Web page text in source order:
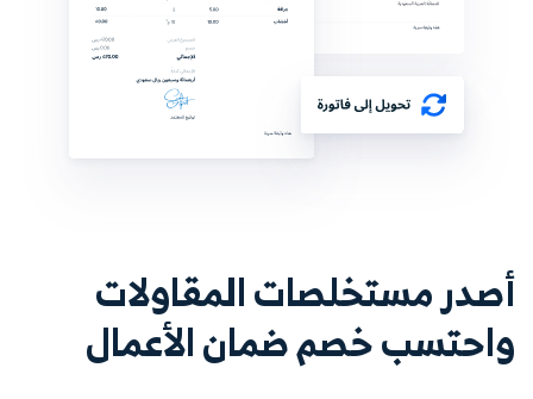
أصدر مستخلصات المقاولات
واحتسب خصم ضمان الأعمال